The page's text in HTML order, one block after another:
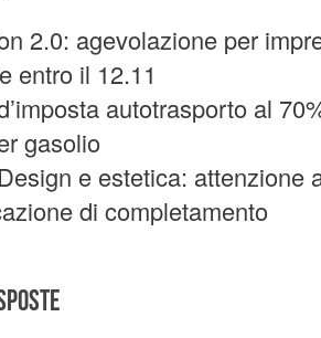
2.0: agevolazione per
entro il 12.11
autotrasporto al
gasolio
e estetica: attenzione
di completamento